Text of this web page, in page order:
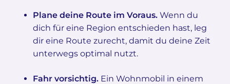
Plane deine Route im Voraus. Wenn du
dich für eine Region entschieden hast, leg
dir eine Route zurecht, damit du deine Zeit
unterwegs optimal nutzt.
Fahr vorsichtig. Ein Wohnmobil in einem